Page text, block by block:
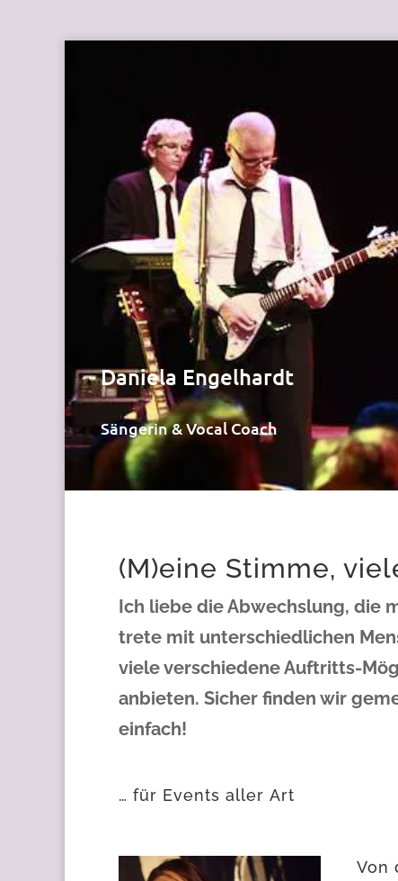
Daniela Engelhardt
Sängerin & Vocal Coach
(M)eine Stimme,
Ich liebe die Abwechslung, die
trete mit unterschiedlichen
viele verschiedene Auftritts-
anbieten. Sicher finden wir
einfach!
… für Events aller Art
Von